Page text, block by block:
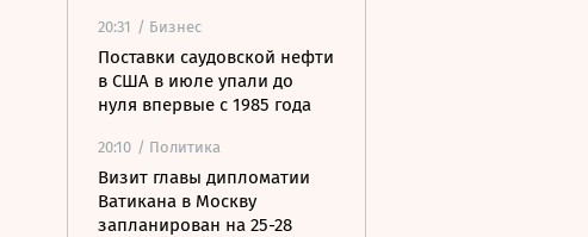
20:31 / Бизнес
Поставки саудовской нефти
в США в июле упали до
нуля впервые с 1985 года
20:10 / Политика
Визит главы дипломатии
Ватикана в Москву
запланирован на 25-28